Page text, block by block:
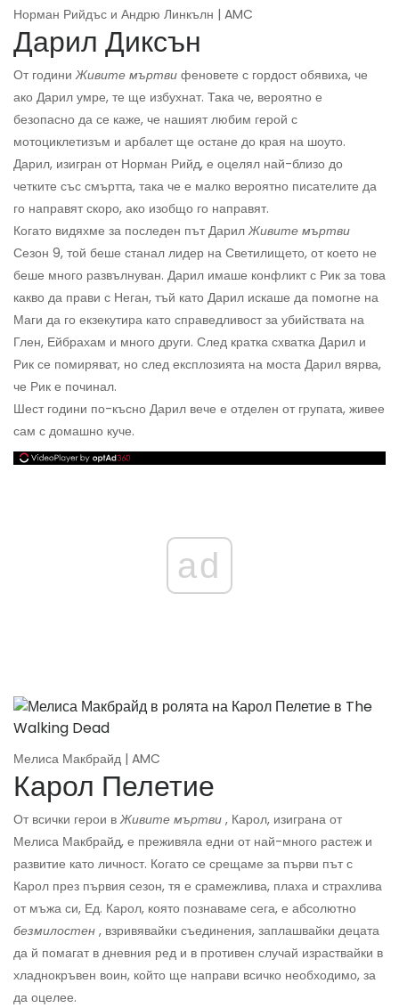
Норман Рийдъс и Андрю Линкълн | AMC
Дарил Диксън
От годиниЖивите мъртви феновете с гордост обявиха, че
ако Дарил умре, те ще избухнат. Така че, вероятно е
безопасно да се каже, че нашият любим герой с
мотоциклетизъм и арбалет ще остане до края на шоуто.
Дарил, изигран от Норман Рийд, е оцелял най-близо до
четките със смъртта, така че е малко вероятно писателите да
го направят скоро, ако изобщо го направят.
Когато видяхме за последен път ДарилЖивите мъртви
Сезон 9, той беше станал лидер на Светилището, от което не
беше много развълнуван. Дарил имаше конфликт с Рик за това
какво да прави с Неган, тъй като Дарил искаше да помогне на
Маги да го екзекутира като справедливост за убийствата на
Глен, Ейбрахам и много други. След кратка схватка Дарил и
Рик се помиряват, но след експлозията на моста Дарил вярва,
че Рик е починал.
Шест години по-късно Дарил вече е отделен от групата, живее
сам с домашно куче.
ad
Мелиса Макбрайд | AMC
Карол Пелетие
От всички герои вЖивите мъртви , Карол, изиграна от
Мелиса Макбрайд, е преживяла едни от най-много растеж и
развитие като личност. Когато се срещаме за първи път с
Карол през първия сезон, тя е срамежлива, плаха и страхлива
от мъжа си, Ед. Карол, която познаваме сега, е абсолютно
безмилостен , взривявайки съединения, заплашвайки децата
да й помагат в дневния ред и в противен случай израствайки в
хладнокръвен воин, който ще направи всичко необходимо, за
да оцелее.